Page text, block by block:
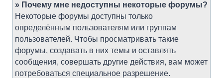
» Почему мне недоступны некоторые форумы?
Некоторые форумы доступны только
определённым пользователям или группам
пользователей. Чтобы просматривать такие
форумы, создавать в них темы и оставлять
сообщения, совершать другие действия, вам может
потребоваться специальное разрешение.